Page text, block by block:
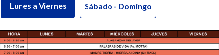
Lunes a Viernes Sábado - Domingo